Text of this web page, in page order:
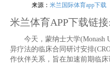
来源：米兰国际体育app下载
米兰体育APP下载链接:
今天，蒙纳士大学(Monash
异疗法的临床合同研讨安排
作伙伴关系，旨在加速前期临